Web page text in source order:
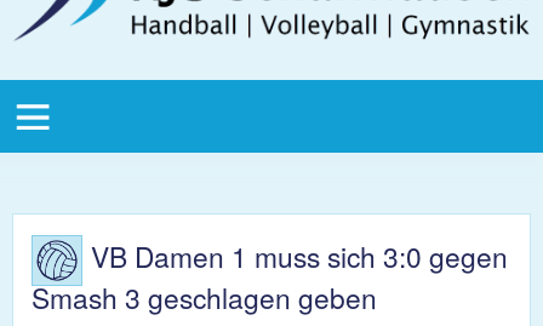
Menu
VB Damen 1 muss sich 3:0 gegen
Smash 3 geschlagen geben